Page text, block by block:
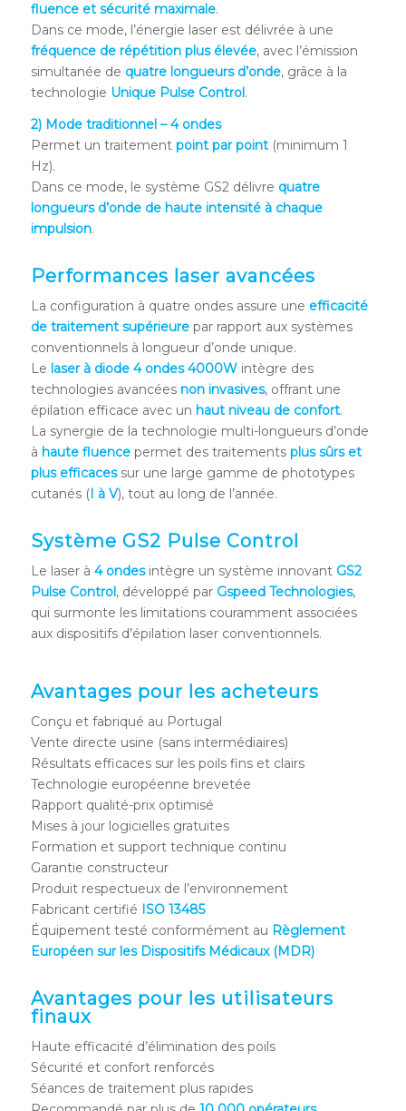
fluence et sécurité maximale.
Dans ce mode, l’énergie laser est délivrée à une
fréquence de répétition plus élevée, avec l’émission
simultanée de quatre longueurs d’onde, grâce à la
technologie Unique Pulse Control.
2) Mode traditionnel – 4 ondes
Permet un traitement point par point(minimum 1
Hz).
Dans ce mode, le système GS2 délivre quatre
longueurs d’onde de haute intensité à chaque
impulsion.
Performances laser avancées
La configuration à quatre ondes assure une efficacité
de traitement supérieurepar rapport aux systèmes
conventionnels à longueur d’onde unique.
Le laser à diode 4 ondes 4000Wintègre des
technologies avancées non invasives, offrant une
épilation efficace avec un haut niveau de confort.
La synergie de la technologie multi-longueurs d’onde
à haute fluencepermet des traitements plus sûrs et
plus efficacessur une large gamme de phototypes
cutanés (I à V), tout au long de l’année.
Système GS2 Pulse Control
Le laser à 4 ondesintègre un système innovant GS2
Pulse Control, développé par Gspeed Technologies,
qui surmonte les limitations couramment associées
aux dispositifs d’épilation laser conventionnels.
Avantages pour les acheteurs
Conçu et fabriqué au Portugal
Vente directe usine (sans intermédiaires)
Résultats efficaces sur les poils fins et clairs
Technologie européenne brevetée
Rapport qualité-prix optimisé
Mises à jour logicielles gratuites
Formation et support technique continu
Garantie constructeur
Produit respectueux de l’environnement
Fabricant certifié ISO 13485
Équipement testé conformément au Règlement
Européen sur les Dispositifs Médicaux (MDR)
Avantages pour les utilisateurs
finaux
Haute efficacité d’élimination des poils
Sécurité et confort renforcés
Séances de traitement plus rapides